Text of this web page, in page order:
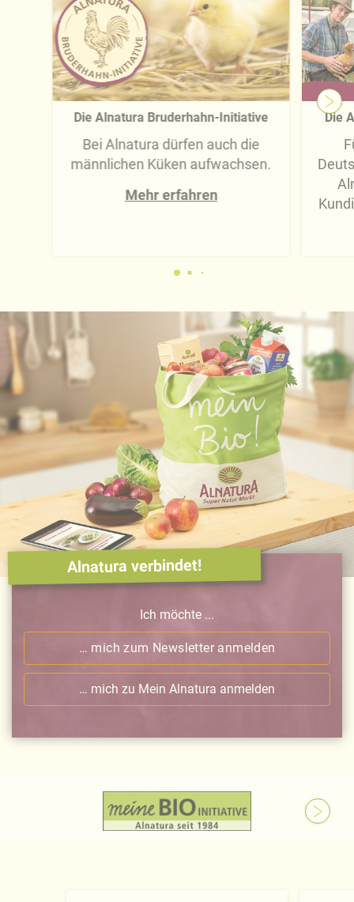
Näheres über uns erfahren Sie in unserem
Impressum.
Die Alnatura Bruderhahn-Initiative
Bei Alnatura dürfen auch die
männlichen Küken aufwachsen.
Mehr erfahren
Die
Alnatura verbindet!
Ich möchte ...
… mich zum Newsletter anmelden
… mich zu Mein Alnatura anmelden